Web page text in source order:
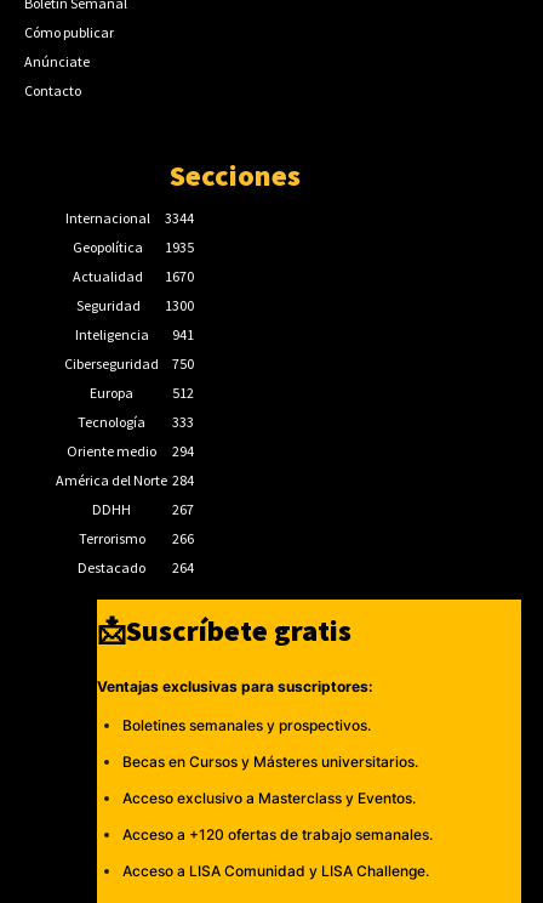
Cómo publicar
Anúnciate
Contacto
Secciones
Internacional
3344
Geopolítica
1935
Actualidad
1670
Seguridad
1300
Inteligencia
941
Ciberseguridad
750
Europa
512
Tecnología
333
Oriente medio
294
América del Norte 284
DDHH
267
Terrorismo
266
Destacado
264
📩Suscríbete gratis
Ventajas exclusivas para suscriptores:
Boletines semanales y prospectivos.
Becas en Cursos y Másteres universitarios.
Acceso exclusivo a Masterclass y Eventos.
Acceso a +120 ofertas de trabajo semanales.
Acceso a LISA Comunidad y LISA Challenge.